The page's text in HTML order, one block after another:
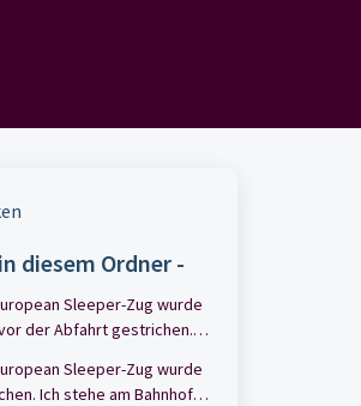
diesem Ordner -
Sleeper-Zug wurde
der Abfahrt gestrichen.
ich tun?Sleeper-Zug wurde
Ich stehe am Bahnhof.